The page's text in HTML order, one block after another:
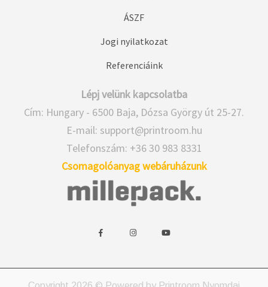
ÁSZF
Jogi nyilatkozat
Referenciáink
Lépj velünk kapcsolatba
Cím: Hungary - 6500 Baja, Dózsa György út 25-27.
E-mail: support@printroom.hu
Telefonszám: +36 30 983 8331
Csomagolóanyag webáruházunk
g
e
g
e
g
e